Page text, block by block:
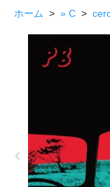
ホーム > » C >